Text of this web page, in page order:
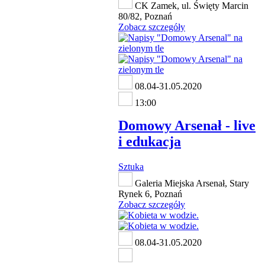
CK Zamek, ul. Święty Marcin
80/82, Poznań
Zobacz szczegóły
08.04-31.05.2020
13:00
Domowy Arsenał - live
i edukacja
Sztuka
Galeria Miejska Arsenał, Stary
Rynek 6, Poznań
Zobacz szczegóły
08.04-31.05.2020